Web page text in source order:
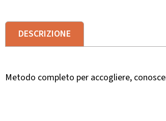
DESCRIZIONE
Metodo completo per accogliere,